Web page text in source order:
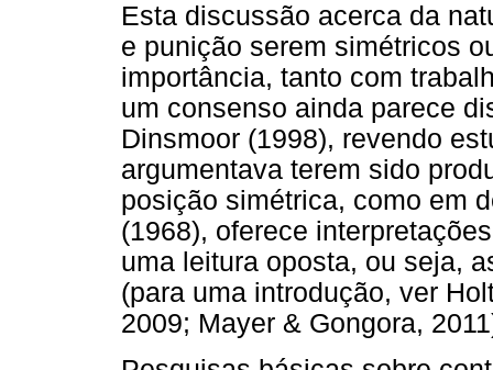
Esta discussão acerca da
e punição serem simétricos
importância, tanto com
um consenso ainda parece
Dinsmoor (1998), revendo
argumentava terem sido
posição simétrica, como em
(1968), oferece
uma leitura oposta, ou seja,
(para uma introdução, ver
2009; Mayer & Gongora,